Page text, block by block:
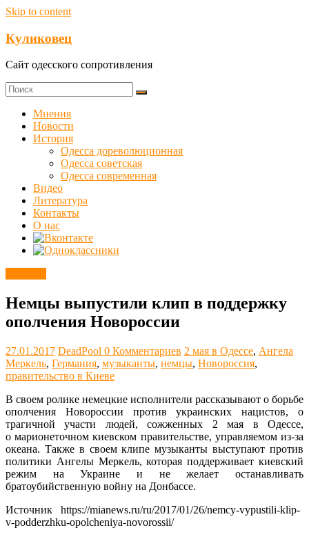
Skip to content
Куликовец
Сайт одесского сопротивления
Мнения
Новости
История
Одесса дореволюционная
Одесса советская
Одесса современная
Видео
Литература
Контакты
О нас
Немцы выпустили клип в поддержку
ополчения Новороссии
27.01.2017 DeadPool 0 Комментариев 2 мая в Одессе, Ангела
Меркель, Германия, музыканты, немцы, Новороссия,
правительство в Киеве
В своем ролике немецкие исполнители рассказывают о борьбе
ополчения Новороссии против украинских нацистов, о
трагичной участи людей, сожженных 2 мая в Одессе,
о марионеточном киевском правительстве, управляемом из-за
океана. Также в своем клипе музыканты выступают против
политики Ангелы Меркель, которая поддерживает киевский
режим на Украине и не желает останавливать
братоубийственную войну на Донбассе.
Источник https://mianews.ru/ru/2017/01/26/nemcy-vypustili-klip-
v-podderzhku-opolcheniya-novorossii/